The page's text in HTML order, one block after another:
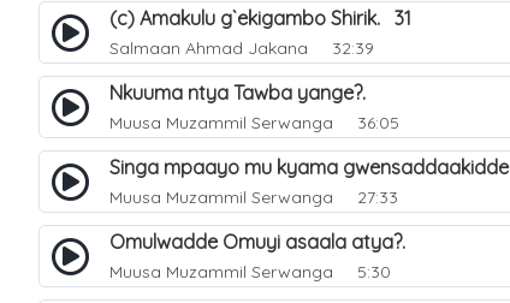
(c) Amakulu g`ekigambo Shirik. 31
Salmaan Ahmad Jakana 32:39
Nkuuma ntya Tawba yange?.
Muusa Muzammil Serwanga 36:05
Singa mpaayo mu kyama
Muusa Muzammil Serwanga 27:33
Omulwadde Omuyi asaala atya?.
Muusa Muzammil Serwanga 5:30